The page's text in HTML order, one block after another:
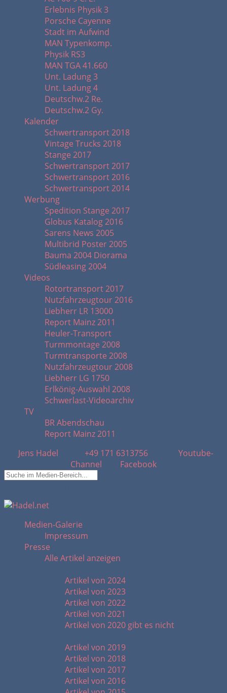
Erlebnis Physik 3
Porsche Cayenne
Stadt im Aufwind
MAN Typenkomp.
Physik RS3
MAN TGA 41.660
Unt. Ladung 3
Unt. Ladung 4
Deutschw.2 Re.
Deutschw.2 Gy.
Kalender
Schwertransport 2018
Vintage Trucks 2018
Stange 2017
Schwertransport 2017
Schwertransport 2016
Schwertransport 2014
Werbung
Spedition Stange 2017
Globus Katalog 2016
Sarens News 2005
Multibrid Poster 2005
Bauma 2004 Diorama
Südleasing 2004
Videos
Rotortransport 2017
Nutzfahrzeugtour 2016
Liebherr LR 13000
Report Mainz 2011
Heuler-Transport
Turmmontage 2008
Turmtransporte 2008
Nutzfahrzeugtour 2008
Liebherr LG 1750
Erlkönig-Auswahl 2008
Schwerlast-Videoarchiv
TV
BR Abendschau
Report Mainz 2011
Jens Hadel
+49 171 6313756
Youtube-
Channel
Facebook
Medien-Galerie
Impressum
Presse
Alle Artikel anzeigen
Artikel von 2024
Artikel von 2023
Artikel von 2022
Artikel von 2021
Artikel von 2020 gibt es nicht
Artikel von 2019
Artikel von 2018
Artikel von 2017
Artikel von 2016